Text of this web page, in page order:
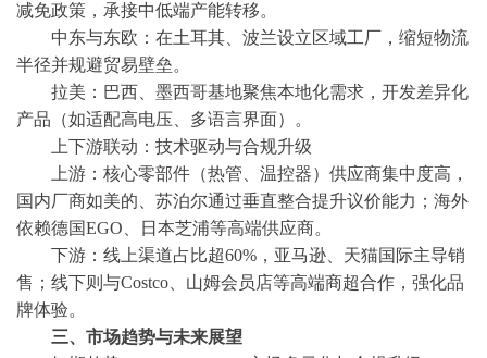
减免政策，承接中低端产能转移。
中东与东欧：在土耳其、波兰设立区域工厂，缩短物流
半径并规避贸易壁垒。
拉美：巴西、墨西哥基地聚焦本地化需求，开发差异化
产品（如适配高电压、多语言界面）。
上下游联动：技术驱动与合规升级
上游：核心零部件（热管、温控器）供应商集中度高，
国内厂商如美的、苏泊尔通过垂直整合提升议价能力；海外
依赖德国EGO、日本芝浦等高端供应商。
下游：线上渠道占比超60%，亚马逊、天猫国际主导销
售；线下则与Costco、山姆会员店等高端商超合作，强化品
牌体验。
三、 市场趋势与未来展望